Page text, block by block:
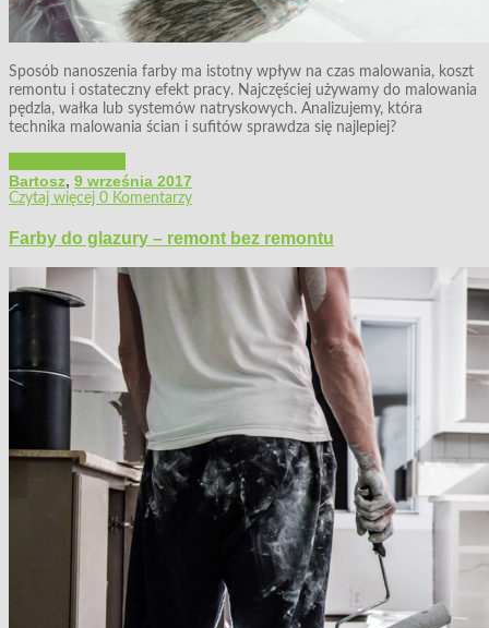
Sposób nanoszenia farby ma istotny wpływ na czas malowania, koszt
remontu i ostateczny efekt pracy. Najczęściej używamy do malowania
pędzla, wałka lub systemów natryskowych. Analizujemy, która
technika malowania ścian i sufitów sprawdza się najlepiej?
Bartosz, 9 września 2017
Czytaj więcej 0 Komentarzy
Farby do glazury – remont bez remontu